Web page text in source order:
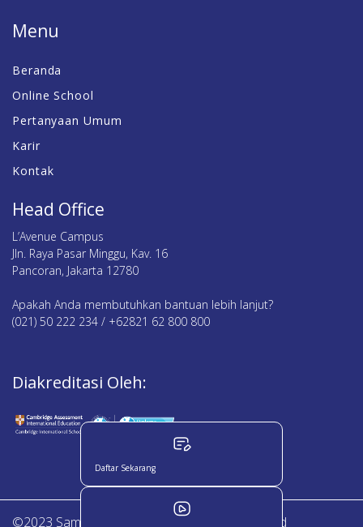
Menu
Beranda
Online School
Pertanyaan Umum
Karir
Kontak
Head Office
L’Avenue Campus
Jln. Raya Pasar Minggu, Kav. 16
Pancoran, Jakarta 12780
Apakah Anda membutuhkan bantuan lebih lanjut?
(021) 50 222 234 / +62821 62 800 800
Diakreditasi Oleh:
©2023 Sampoerna Academy. All Right Reserved
Daftar Sekarang